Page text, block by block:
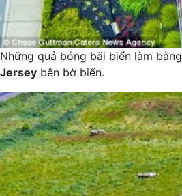
Những quả bóng bãi biển làm
Jersey bên bờ biển.